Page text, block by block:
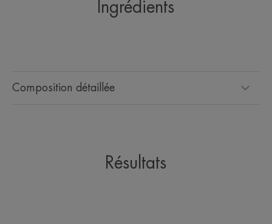
Ingrédients
Composition détaillée
Résultats